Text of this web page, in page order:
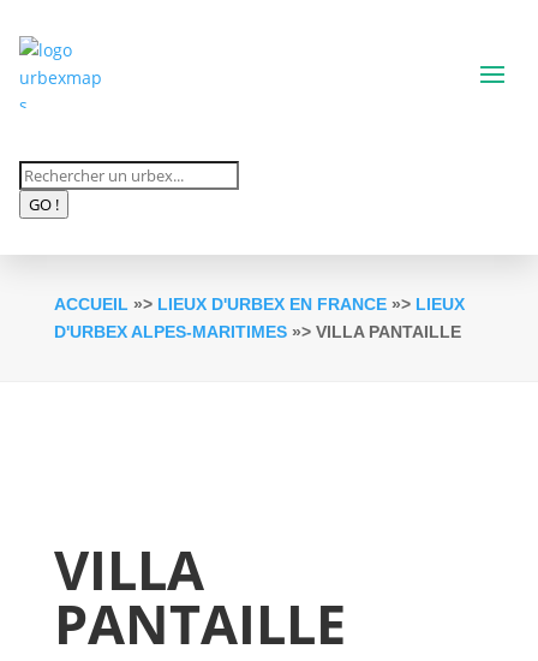
Recherche
deGO !
ACCUEIL »> LIEUX D'URBEX EN FRANCE»> LIEUX
D'URBEX ALPES-MARITIMES»> VILLA PANTAILLE
VILLA
PANTAILLE